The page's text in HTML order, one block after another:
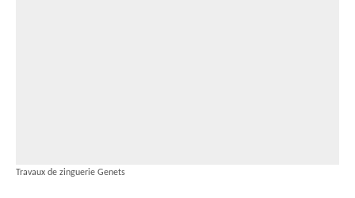
Travaux de zinguerie Genets